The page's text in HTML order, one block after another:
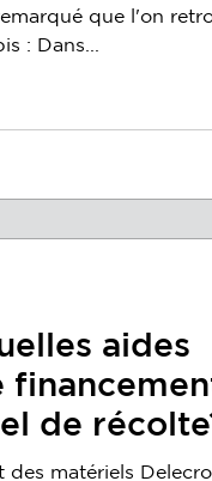
que l'on
: Dans...
aides
de
des matériels